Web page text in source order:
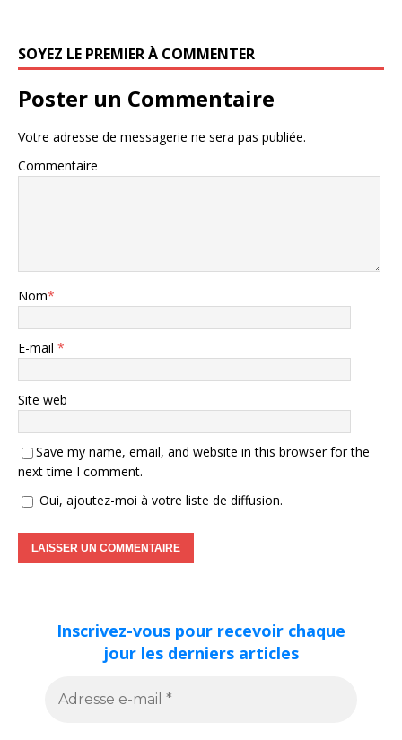
SOYEZ LE PREMIER À COMMENTER
Poster un Commentaire
Votre adresse de messagerie ne sera pas publiée.
Commentaire
Nom*
E-mail *
Site web
Save my name, email, and website in this browser for the
next time I comment.
Oui, ajoutez-moi à votre liste de diffusion.
Inscrivez-vous pour recevoir chaque
jour les derniers articles